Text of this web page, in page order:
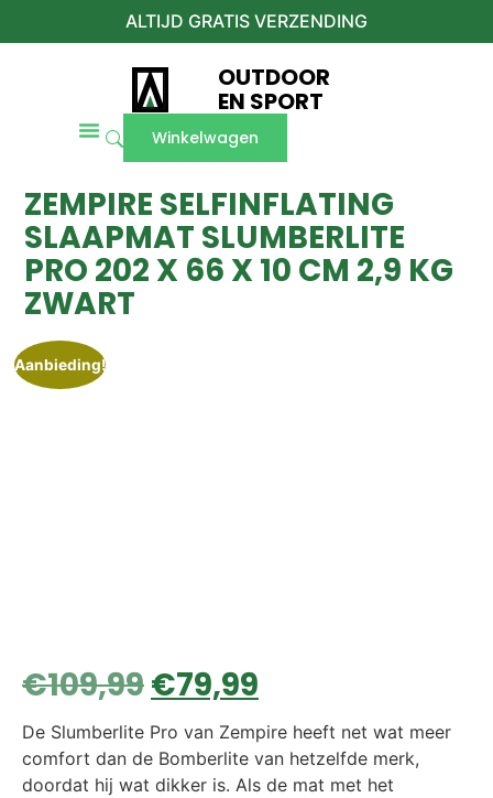
ALTIJD GRATIS VERZENDING
OUTDOOR
EN SPORT
Winkelwagen
ZEMPIRE SELFINFLATING
SLAAPMAT SLUMBERLITE
PRO 202 X 66 X 10 CM 2,9 KG
ZWART
Aanbieding!
€109,99€79,99
De Slumberlite Pro van Zempire heeft net wat meer
comfort dan de Bomberlite van hetzelfde merk,
doordat hij wat dikker is. Als de mat met het